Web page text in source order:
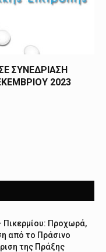
ΣΥΝΕΔΡΙΑΣΗ
2023
Προχωρά,
από το Πράσινο
της Πράξης